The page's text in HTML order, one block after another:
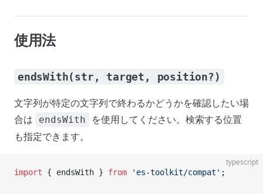
使用法
endsWith(str, target, position?)
文字列が特定の文字列で終わるかどうかを確認したい場
合は
endsWith
を使用してください。検索する位置
も指定できます。
typescript
import { endsWith } from 'es-toolkit/compat' ;